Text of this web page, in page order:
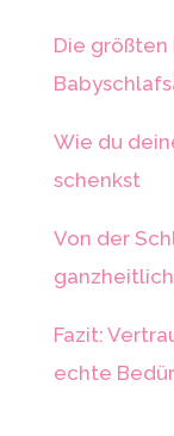
Die größten
Wie du
schenkst
Von der
Fazit:
echte